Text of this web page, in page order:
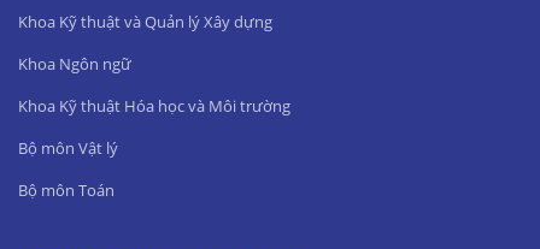
Khoa Kỹ thuật và Quản lý Xây dựng
Khoa Ngôn ngữ
Khoa Kỹ thuật Hóa học và Môi trường
Bộ môn Vật lý
Bộ môn Toán